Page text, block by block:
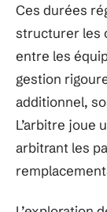
Ces durées
structurer les
entre les
gestion
additionnel,
L’arbitre joue
arbitrant les